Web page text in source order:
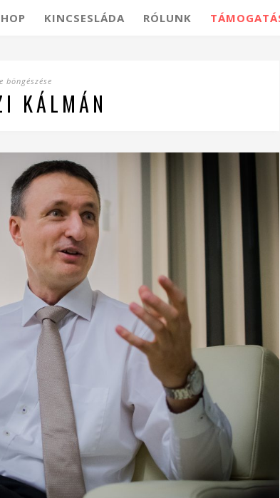
KINCSESLÁDA RÓLUNK
böngészése
KÁLMÁN